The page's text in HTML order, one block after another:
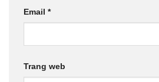
Email *
Trang web